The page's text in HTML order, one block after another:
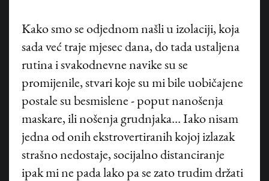
Kako smo se odjednom našli u izolaciji, koja
sada već traje mjesec dana, do tada ustaljena
rutina i svakodnevne navike su se
promijenile, stvari koje su mi bile uobičajene
postale su besmislene - poput nanošenja
maskare, ili nošenja grudnjaka... Iako nisam
jedna od onih ekstrovertiranih kojoj izlazak
strašno nedostaje, socijalno distanciranje
ipak mi ne pada lako pa se zato trudim držati